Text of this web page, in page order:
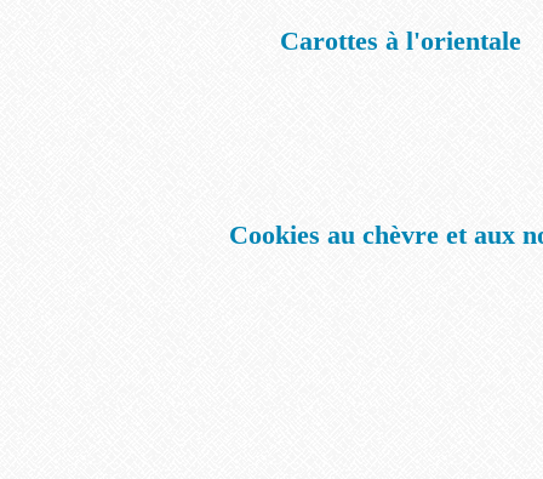
Carottes à l'orientale
Cookies au chèvre et aux